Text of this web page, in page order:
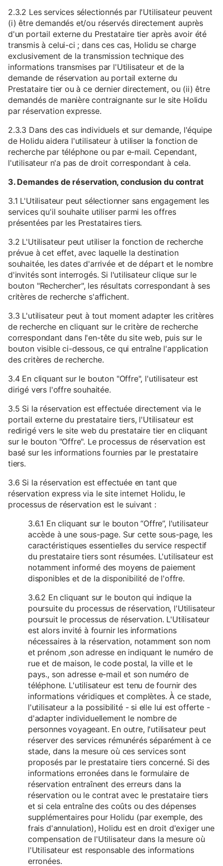
2.3.2 Les services sélectionnés par l'Utilisateur peuvent
(i) être demandés et/ou réservés directement auprès
d'un portail externe du Prestataire tier après avoir été
transmis à celui-ci ; dans ces cas, Holidu se charge
exclusivement de la transmission technique des
informations transmises par l'Utilisateur et de la
demande de réservation au portail externe du
Prestataire tier ou à ce dernier directement, ou (ii) être
demandés de manière contraignante sur le site Holidu
par réservation expresse.
2.3.3 Dans des cas individuels et sur demande, l'équipe
de Holidu aidera l'utilisateur à utiliser la fonction de
recherche par téléphone ou par e-mail. Cependant,
l'utilisateur n'a pas de droit correspondant à cela.
3. Demandes de réservation, conclusion du contrat
3.1 L'Utilisateur peut sélectionner sans engagement les
services qu'il souhaite utiliser parmi les offres
présentées par les Prestataires tiers.
3.2 L'Utilisateur peut utiliser la fonction de recherche
prévue à cet effet, avec laquelle la destination
souhaitée, les dates d'arrivée et de départ et le nombre
d'invités sont interrogés. Si l'utilisateur clique sur le
bouton "Rechercher", les résultats correspondant à ses
critères de recherche s'affichent.
3.3 L'utilisateur peut à tout moment adapter les critères
de recherche en cliquant sur le critère de recherche
correspondant dans l'en-tête du site web, puis sur le
bouton visible ci-dessous, ce qui entraîne l'application
des critères de recherche.
3.4 En cliquant sur le bouton "Offre", l'utilisateur est
dirigé vers l'offre souhaitée.
3.5 Si la réservation est effectuée directement via le
portail externe du prestataire tiers, l'Utilisateur est
redirigé vers le site web du prestataire tier en cliquant
sur le bouton "Offre". Le processus de réservation est
basé sur les informations fournies par le prestataire
tiers.
3.6 Si la réservation est effectuée en tant que
réservation express via le site internet Holidu, le
processus de réservation est le suivant :
3.6.1 En cliquant sur le bouton “Offre”, l'utilisateur
accède à une sous-page. Sur cette sous-page, les
caractéristiques essentielles du service respectif
du prestataire tiers sont résumées. L'utilisateur est
notamment informé des moyens de paiement
disponibles et de la disponibilité de l'offre.
3.6.2 En cliquant sur le bouton qui indique la
poursuite du processus de réservation, l'Utilisateur
poursuit le processus de réservation. L'Utilisateur
est alors invité à fournir les informations
nécessaires à la réservation, notamment son nom
et prénom ,son adresse en indiquant le numéro de
rue et de maison, le code postal, la ville et le
pays., son adresse e-mail et son numéro de
téléphone. L'utilisateur est tenu de fournir des
informations véridiques et complètes. À ce stade,
l'utilisateur a la possibilité - si elle lui est offerte -
d'adapter individuellement le nombre de
personnes voyageant. En outre, l'utilisateur peut
réserver des services rémunérés séparément à ce
stade, dans la mesure où ces services sont
proposés par le prestataire tiers concerné. Si des
informations erronées dans le formulaire de
réservation entraînent des erreurs dans la
réservation ou le contrat avec le prestataire tiers
et si cela entraîne des coûts ou des dépenses
supplémentaires pour Holidu (par exemple, des
frais d'annulation), Holidu est en droit d'exiger une
compensation de l'Utilisateur dans la mesure où
l'Utilisateur est responsable des informations
erronées.